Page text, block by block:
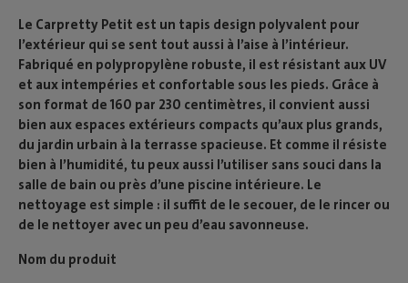
Le Carpretty Petit est un tapis design polyvalent pour
l’extérieur qui se sent tout aussi à l’aise à l’intérieur.
Fabriqué en polypropylène robuste, il est résistant aux UV
et aux intempéries et confortable sous les pieds. Grâce à
son format de 160 par 230 centimètres, il convient aussi
bien aux espaces extérieurs compacts qu’aux plus grands,
du jardin urbain à la terrasse spacieuse. Et comme il résiste
bien à l’humidité, tu peux aussi l’utiliser sans souci dans la
salle de bain ou près d’une piscine intérieure. Le
nettoyage est simple : il suffit de le secouer, de le rincer ou
de le nettoyer avec un peu d’eau savonneuse.
Nom du produit